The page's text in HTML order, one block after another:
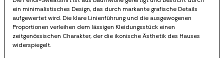
ein minimalistisches Design, das durch markante grafische Details
aufgewertet wird. Die klare Linienführung und die ausgewogenen
Proportionen verleihen dem lässigen Kleidungsstück einen
zeitgenössischen Charakter, der die ikonische Ästhetik des Hauses
widerspiegelt.